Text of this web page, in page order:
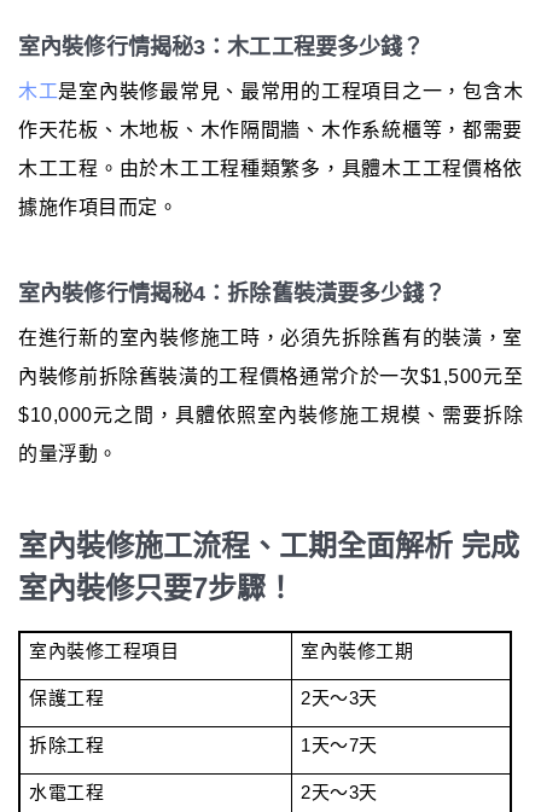
室內裝修行情揭秘3：木工工程要多少錢？
木工是室內裝修最常見、最常用的工程項目之一，包含木
作天花板、木地板、木作隔間牆、木作系統櫃等，都需要
木工工程。由於木工工程種類繁多，具體木工工程價格依
據施作項目而定。
室內裝修行情揭秘4：拆除舊裝潢要多少錢？
在進行新的室內裝修施工時，必須先拆除舊有的裝潢，室
內裝修前拆除舊裝潢的工程價格通常介於一次$1,500元至
$10,000元之間，具體依照室內裝修施工規模、需要拆除
的量浮動。
室內裝修施工流程、工期全面解析 完成
室內裝修只要7步驟！
室內裝修工程項目 室內裝修工期
保護工程 2天～3天
拆除工程 1天～7天
水電工程 2天～3天